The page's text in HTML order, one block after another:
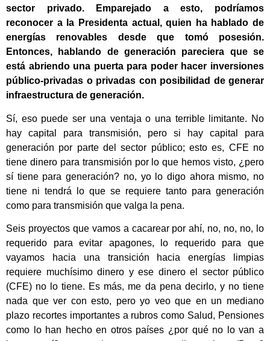
sector privado. Emparejado a esto, podríamos
reconocer a la Presidenta actual, quien ha hablado de
energías renovables desde que tomó posesión.
Entonces, hablando de generación pareciera que se
está abriendo una puerta para poder hacer inversiones
público-privadas o privadas con posibilidad de generar
infraestructura de generación.
Sí, eso puede ser una ventaja o una terrible limitante. No
hay capital para transmisión, pero si hay capital para
generación por parte del sector público; esto es, CFE no
tiene dinero para transmisión por lo que hemos visto, ¿pero
sí tiene para generación? no, yo lo digo ahora mismo, no
tiene ni tendrá lo que se requiere tanto para generación
como para transmisión que valga la pena.
Seis proyectos que vamos a cacarear por ahí, no, no, no, lo
requerido para evitar apagones, lo requerido para que
vayamos hacia una transición hacia energías limpias
requiere muchísimo dinero y ese dinero el sector público
(CFE) no lo tiene. Es más, me da pena decirlo, y no tiene
nada que ver con esto, pero yo veo que en un mediano
plazo recortes importantes a rubros como Salud, Pensiones
como lo han hecho en otros países ¿por qué no lo van a